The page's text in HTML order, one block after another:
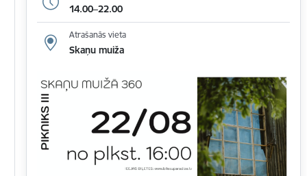
14.00–22.00
Atrašanās vieta
Skaņu muiža